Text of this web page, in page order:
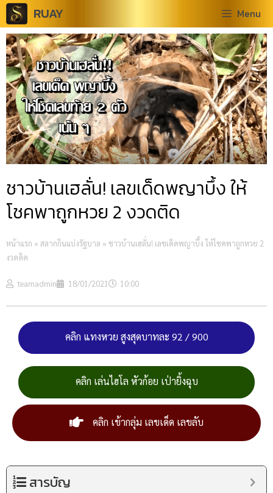
RUAY Menu
ชาวบ้านเฮลั่น! เลขเด็ดพญาบึ้ง ให้
โชคพาถูกหวย 2 งวดติด
หน้าแรก » สลากกินแบ่งรัฐบาล » ชาวบ้านเฮลั่น! เลขเด็ดพญาบึ้ง ให้โชคพาถูกหวย 2
งวดติด
teamadmin 18/01/2021 10:00
คลิก แทงหวย สูงสุดบาทละ 92 / 900
คลิก เล่นไฮโล หัวก้อย เป่ายิ้งฉุบ
คลิก เข้ากลุ่ม เลขเด็ด เลขลับ
สารบัญ